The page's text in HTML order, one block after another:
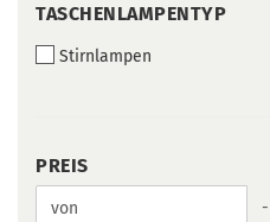
TASCHENLAMPENTYP
TASCHENLAMPENTYP
Stirnlampen
PREIS
PREIS
Preis bis -